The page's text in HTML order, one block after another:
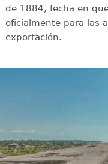
de 1884, fecha en
oficialmente para las
exportación.